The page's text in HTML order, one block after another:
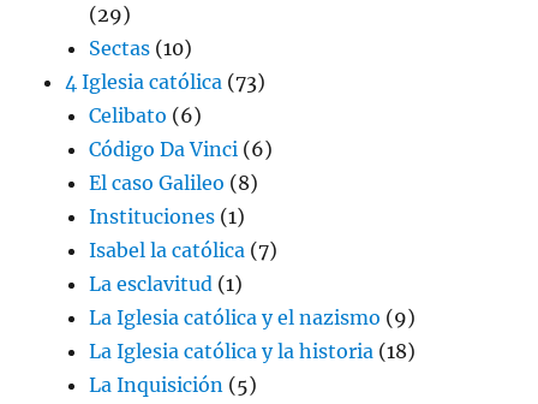
(29)
Sectas (10)
4 Iglesia católica (73)
Celibato (6)
Código Da Vinci (6)
El caso Galileo (8)
Instituciones (1)
Isabel la católica (7)
La esclavitud (1)
La Iglesia católica y el nazismo (9)
La Iglesia católica y la historia (18)
La Inquisición (5)